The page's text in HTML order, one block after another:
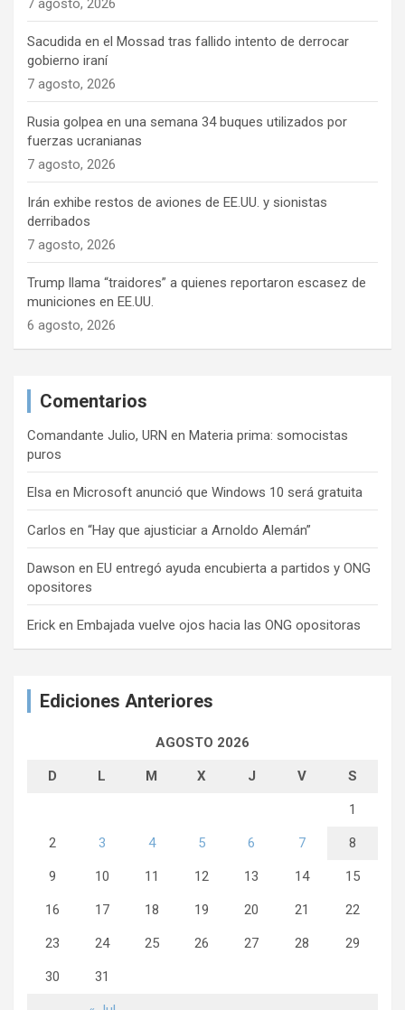
7 agosto, 2026
Sacudida en el Mossad tras fallido intento de derrocar
gobierno iraní
7 agosto, 2026
Rusia golpea en una semana 34 buques utilizados por
fuerzas ucranianas
7 agosto, 2026
Irán exhibe restos de aviones de EE.UU. y sionistas
derribados
7 agosto, 2026
Trump llama “traidores” a quienes reportaron escasez de
municiones en EE.UU.
6 agosto, 2026
Comentarios
Comandante Julio, URN en Materia prima: somocistas
puros
Elsa en Microsoft anunció que Windows 10 será gratuita
Carlos en “Hay que ajusticiar a Arnoldo Alemán”
Dawson en EU entregó ayuda encubierta a partidos y ONG
opositores
Erick en Embajada vuelve ojos hacia las ONG opositoras
Ediciones Anteriores
AGOSTO 2026
D L M X J V S
1
2 3 4 5 6 7 8
9 10 11 12 13 14 15
16 17 18 19 20 21 22
23 24 25 26 27 28 29
30 31